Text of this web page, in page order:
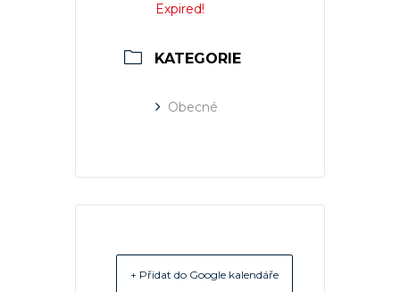
Expired!
KATEGORIE
Obecné
+ Přidat do Google kalendáře